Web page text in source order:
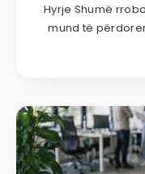
Hyrje Shumë
mund të